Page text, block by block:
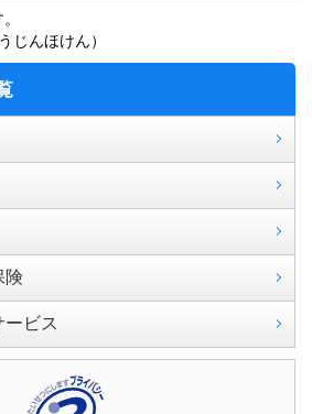
じんほけん）
険
ビス